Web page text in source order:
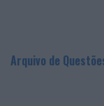
Arquivo de